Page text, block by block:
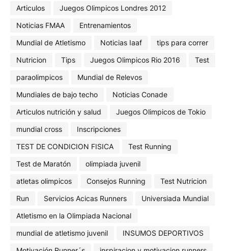
Articulos
Juegos Olimpicos Londres 2012
Noticias FMAA
Entrenamientos
Mundial de Atletismo
Noticias Iaaf
tips para correr
Nutricion
Tips Juegos Olimpicos Rio 2016
Test
paraolimpicos
Mundial de Relevos
Mundiales de bajo techo
Noticias Conade
Articulos nutrición y salud
Juegos Olimpicos de Tokio
mundial cross
Inscripciones
TEST DE CONDICION FISICA
Test Running
Test de Maratón
olimpiada juvenil
atletas olimpicos
Consejos Running
Test Nutricion
Run
Servicios Acicas Runners
Universiada Mundial
Atletismo en la Olimpiada Nacional
mundial de atletismo juvenil
INSUMOS DEPORTIVOS